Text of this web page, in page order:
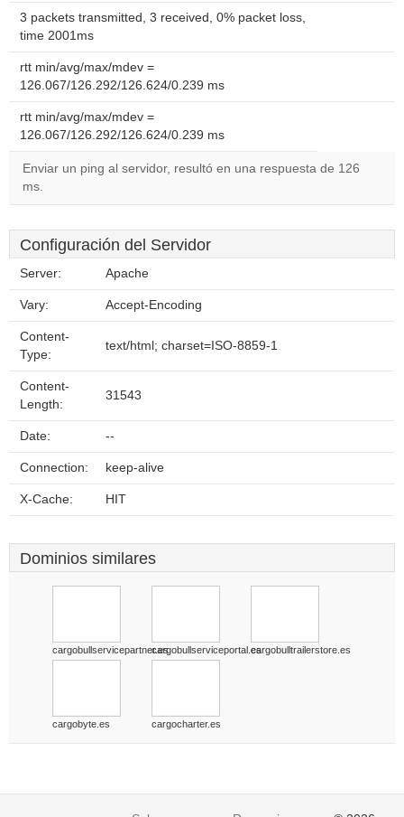
3 packets transmitted, 3 received, 0% packet loss,
time 2001ms
rtt min/avg/max/mdev =
126.067/126.292/126.624/0.239 ms
rtt min/avg/max/mdev =
126.067/126.292/126.624/0.239 ms
Enviar un ping al servidor, resultó en una respuesta de 126
ms.
Configuración del Servidor
Server: Apache
Vary: Accept-Encoding
Content-
Type:
text/html; charset=ISO-8859-1
Content-
Length:
31543
Date: --
Connection: keep-alive
X-Cache: HIT
Dominios similares
cargobullservicepartner.escargobullserviceportal.escargobulltrailerstore.es
cargobyte.es cargocharter.es